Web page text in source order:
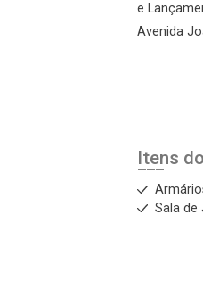
e
Avenida
Itens
Sala de